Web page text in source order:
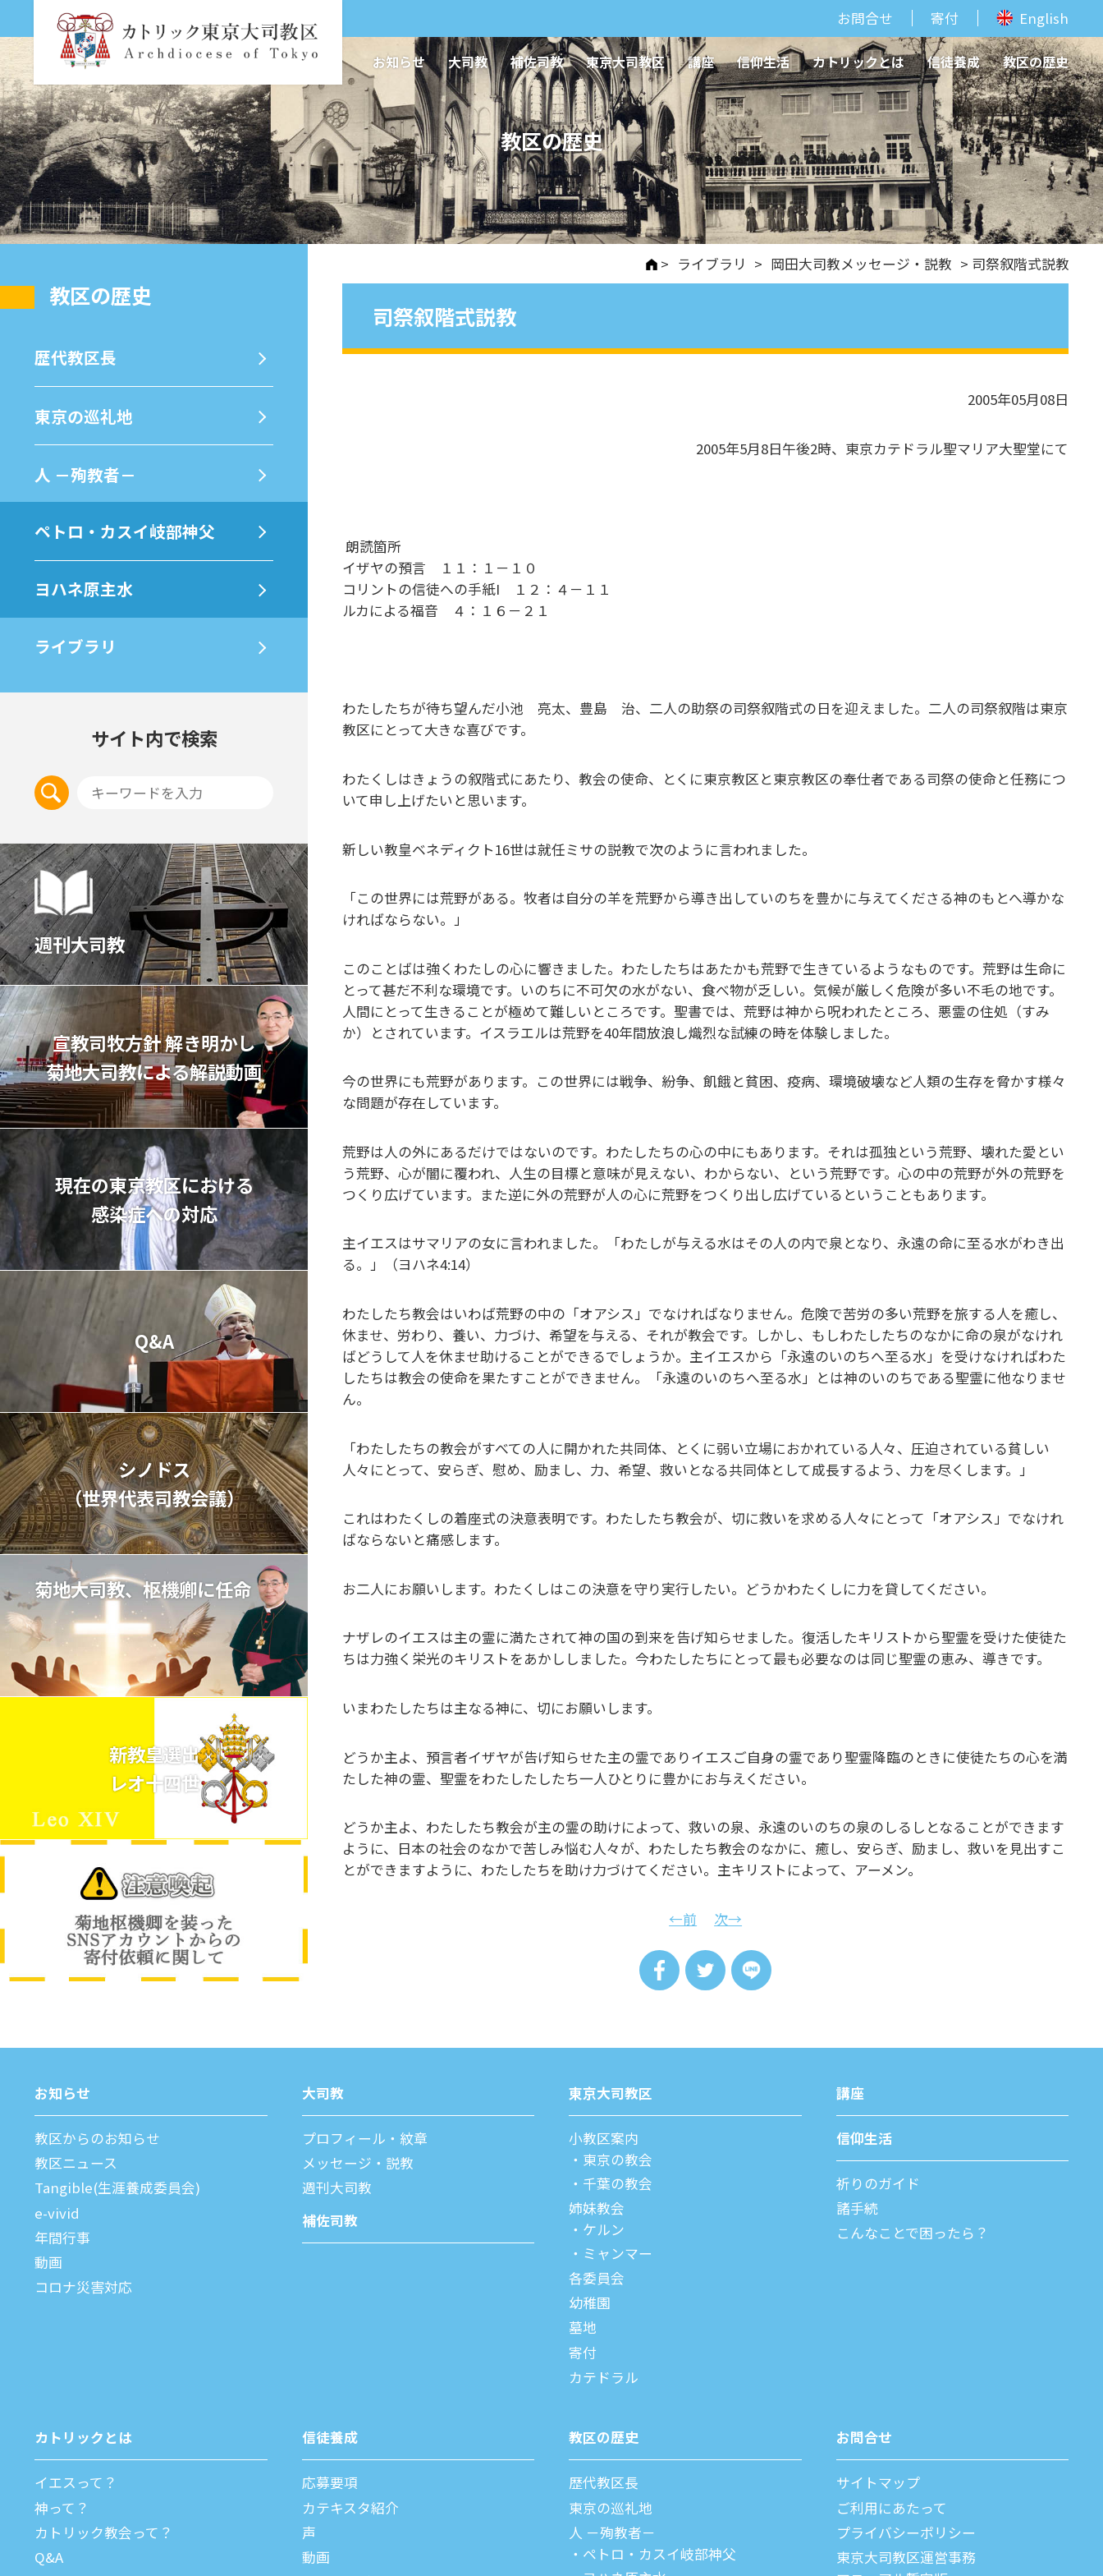
お問合せ 寄付 English
お知らせ 大司教 補佐司教 東京大司教区 講座 信仰生活 カトリックとは 信徒養成 教区の歴史
教区の歴史
> ライブラリ > 岡田大司教メッセージ・説教 > 司祭叙階式説教
司祭叙階式説教
2005年05月08日
2005年5月8日午後2時、東京カテドラル聖マリア大聖堂にて
朗読箇所
イザヤの預言 １１：１－１０
コリントの信徒への手紙I １２：４－１１
ルカによる福音 ４：１６－２１
わたしたちが待ち望んだ小池 亮太、豊島 治、二人の助祭の司祭叙階式の日を迎えました。二人の司祭叙階は東京
教区にとって大きな喜びです。
わたくしはきょうの叙階式にあたり、教会の使命、とくに東京教区と東京教区の奉仕者である司祭の使命と任務につ
いて申し上げたいと思います。
新しい教皇ベネディクト16世は就任ミサの説教で次のように言われました。
「この世界には荒野がある。牧者は自分の羊を荒野から導き出していのちを豊かに与えてくださる神のもとへ導かな
ければならない。」
このことばは強くわたしの心に響きました。わたしたちはあたかも荒野で生きているようなものです。荒野は生命に
とって甚だ不利な環境です。いのちに不可欠の水がない、食べ物が乏しい。気候が厳しく危険が多い不毛の地です。
人間にとって生きることが極めて難しいところです。聖書では、荒野は神から呪われたところ、悪霊の住処（すみ
か）とされています。イスラエルは荒野を40年間放浪し熾烈な試練の時を体験しました。
今の世界にも荒野があります。この世界には戦争、紛争、飢餓と貧困、疫病、環境破壊など人類の生存を脅かす様々
な問題が存在しています。
荒野は人の外にあるだけではないのです。わたしたちの心の中にもあります。それは孤独という荒野、壊れた愛とい
う荒野、心が闇に覆われ、人生の目標と意味が見えない、わからない、という荒野です。心の中の荒野が外の荒野を
つくり広げています。また逆に外の荒野が人の心に荒野をつくり出し広げているということもあります。
主イエスはサマリアの女に言われました。「わたしが与える水はその人の内で泉となり、永遠の命に至る水がわき出
る。」（ヨハネ4:14）
わたしたち教会はいわば荒野の中の「オアシス」でなければなりません。危険で苦労の多い荒野を旅する人を癒し、
休ませ、労わり、養い、力づけ、希望を与える、それが教会です。しかし、もしわたしたちのなかに命の泉がなけれ
ばどうして人を休ませ助けることができるでしょうか。主イエスから「永遠のいのちへ至る水」を受けなければわた
したちは教会の使命を果たすことができません。「永遠のいのちへ至る水」とは神のいのちである聖霊に他なりませ
ん。
「わたしたちの教会がすべての人に開かれた共同体、とくに弱い立場におかれている人々、圧迫されている貧しい
人々にとって、安らぎ、慰め、励まし、力、希望、救いとなる共同体として成長するよう、力を尽くします。」
これはわたくしの着座式の決意表明です。わたしたち教会が、切に救いを求める人々にとって「オアシス」でなけれ
ばならないと痛感します。
お二人にお願いします。わたくしはこの決意を守り実行したい。どうかわたくしに力を貸してください。
ナザレのイエスは主の霊に満たされて神の国の到来を告げ知らせました。復活したキリストから聖霊を受けた使徒た
ちは力強く栄光のキリストをあかししました。今わたしたちにとって最も必要なのは同じ聖霊の恵み、導きです。
いまわたしたちは主なる神に、切にお願いします。
どうか主よ、預言者イザヤが告げ知らせた主の霊でありイエスご自身の霊であり聖霊降臨のときに使徒たちの心を満
たした神の霊、聖霊をわたしたしたち一人ひとりに豊かにお与えください。
どうか主よ、わたしたち教会が主の霊の助けによって、救いの泉、永遠のいのちの泉のしるしとなることができます
ように、日本の社会のなかで苦しみ悩む人々が、わたしたち教会のなかに、癒し、安らぎ、励まし、救いを見出すこ
とができますように、わたしたちを助け力づけてください。主キリストによって、アーメン。
←前 次→
教区の歴史
歴代教区⻑
東京の巡礼地
⼈ －殉教者－
ペトロ・カスイ岐部神父
ヨハネ原主水
ライブラリ
サイト内で検索
週刊大司教
宣教司牧⽅針 解き明かし
菊地⼤司教による解説動画
現在の東京教区における
感染症への対応
Q&A
シノドス
（世界代表司教会議）
菊地大司教、枢機卿に任命
新教皇選出
レオ十四世
お知らせ
教区からのお知らせ
教区ニュース
Tangible(生涯養成委員会)
e-vivid
年間⾏事
動画
コロナ災害対応
⼤司教
プロフィール・紋章
メッセージ・説教
週刊⼤司教
補佐司教
東京⼤司教区
⼩教区案内
東京の教会
千葉の教会
姉妹教会
ケルン
ミャンマー
各委員会
幼稚園
墓地
寄付
カテドラル
講座
信仰⽣活
祈りのガイド
諸⼿続
こんなことで困ったら？
カトリックとは
イエスって？
神って？
カトリック教会って？
Q&A
信徒養成
応募要項
カテキスタ紹介
声
動画
教区の歴史
歴代教区⻑
東京の巡礼地
⼈ －殉教者－
ペトロ・カスイ岐部神父
お問合せ
サイトマップ
ご利⽤にあたって
プライバシーポリシー
東京大司教区運営事務